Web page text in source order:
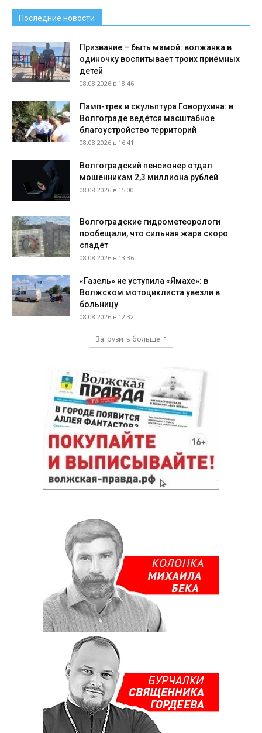
Последние новости
Призвание – быть мамой: волжанка в
одиночку воспитывает троих приёмных
детей
08.08.2026 в 18:46
Памп-трек и скульптура Говорухина: в
Волгограде ведётся масштабное
благоустройство территорий
08.08.2026 в 16:41
Волгоградский пенсионер отдал
мошенникам 2,3 миллиона рублей
08.08.2026 в 15:00
Волгоградские гидрометеорологи
пообещали, что сильная жара скоро
спадёт
08.08.2026 в 13:36
«Газель» не уступила «Ямахе»: в
Волжском мотоциклиста увезли в
больницу
08.08.2026 в 12:32
Загрузить больше